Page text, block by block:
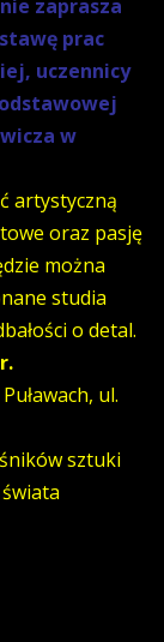
zaprasza
prac
uczennicy
w
artystyczną
oraz pasję
można
studia
o detal.
ul.
sztuki